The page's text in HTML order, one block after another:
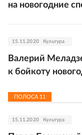
на новогодние
15.11.2020 Культура
Валерий
к бойкоту
ПОЛОСА 11
15.11.2020 Культура